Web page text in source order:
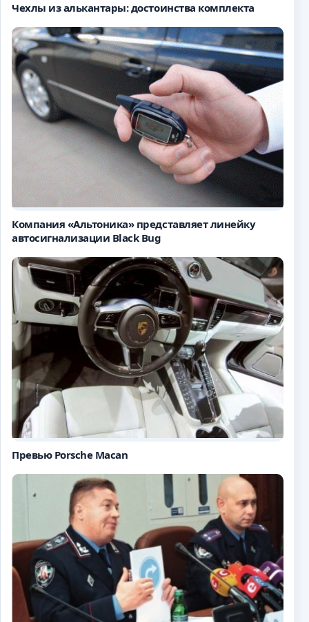
Чехлы из алькантары: достоинства комплекта
Компания «Альтоника» представляет линейку
автосигнализации Black Bug
Превью Porsche Macan